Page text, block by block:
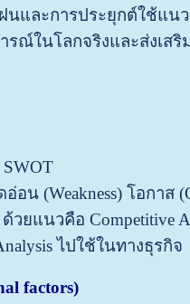
นและการประยุกต์ใช้แน
ณ์ในโลกจริงและส่งเสริ
อน (Weakness) โอกาส
ยแนวคือ Competitive
ไปใช้ในทางธุรกิจ
factors)